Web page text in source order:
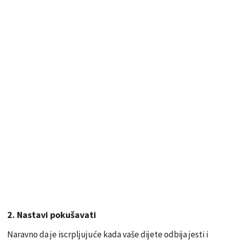
2. Nastavi pokušavati
Naravno da je iscrpljujuće kada vaše dijete odbija jesti i